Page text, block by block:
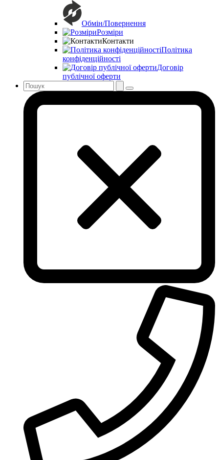
Обмін/Повернення
Розміри
Контакти
Політика
конфіденційності
Договір
публічної оферти